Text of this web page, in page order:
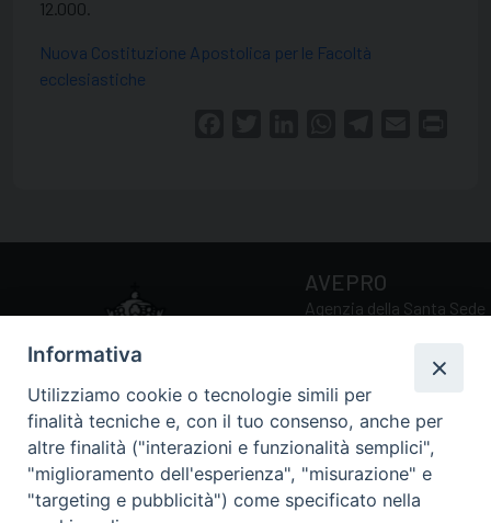
12.000.
Nuova Costituzione Apostolica per le Facoltà
ecclesiastiche
AVEPRO
Agenzia della Santa Sede
Promozione della Qualità
delle Università e Facoltà
Ecclesiastiche
Via della Conciliazione, 5
00193 Roma (RM)
Informativa
Utilizziamo cookie o tecnologie simili per
finalità tecniche e, con il tuo consenso, anche per
altre finalità ("interazioni e funzionalità semplici",
"miglioramento dell'esperienza", "misurazione" e
"targeting e pubblicità") come specificato nella